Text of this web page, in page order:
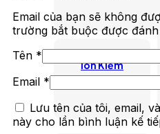
lon Kiềm
Email của bạn sẽ không
trường bắt buộc được
Tên *
Email *
Lưu tên của tôi, email,
này cho lần bình luận kế